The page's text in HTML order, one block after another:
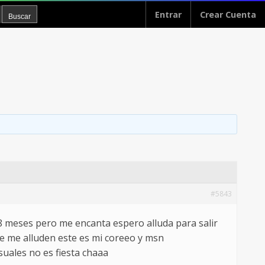
Entrar Crear Cuenta
#5843
pero me encanta espero alluda para salir
alluden este es mi coreeo y msn
no es fiesta chaaa